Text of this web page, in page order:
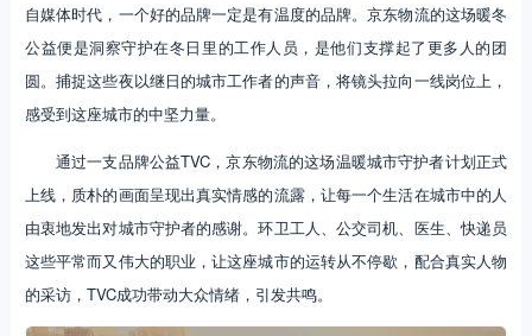
自媒体时代，一个好的品牌一定是有温度的品牌。京东物流的这场暖冬
公益便是洞察守护在冬日里的工作人员，是他们支撑起了更多人的团
圆。捕捉这些夜以继日的城市工作者的声音，将镜头拉向一线岗位上，
感受到这座城市的中坚力量。
通过一支品牌公益TVC，京东物流的这场温暖城市守护者计划正式
上线，质朴的画面呈现出真实情感的流露，让每一个生活在城市中的人
由衷地发出对城市守护者的感谢。环卫工人、公交司机、医生、快递员
这些平常而又伟大的职业，让这座城市的运转从不停歇，配合真实人物
的采访，TVC成功带动大众情绪，引发共鸣。